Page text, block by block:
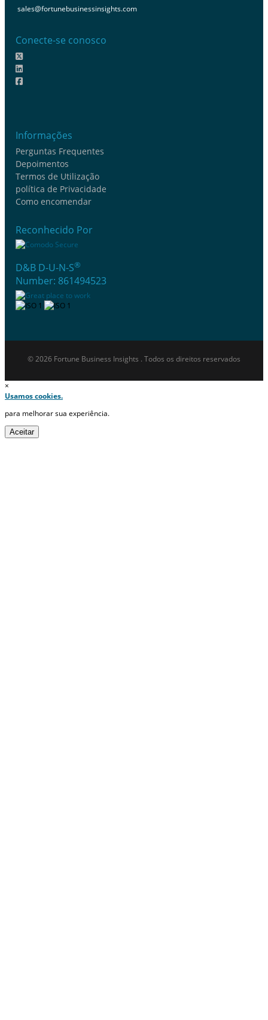
sales@fortunebusinessinsights.com
Conecte-se conosco
Informações
Perguntas Frequentes
Depoimentos
Termos de Utilização
política de Privacidade
Como encomendar
Reconhecido Por
D&B D-U-N-S®
Number: 861494523
© 2026 Fortune Business Insights . Todos os direitos reservados
×
Usamos cookies.
para melhorar sua experiência.
Aceitar